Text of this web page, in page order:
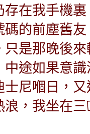
在我手機
的前塵舊
是那晚後
途如果意
尼嗰日，
，我坐在